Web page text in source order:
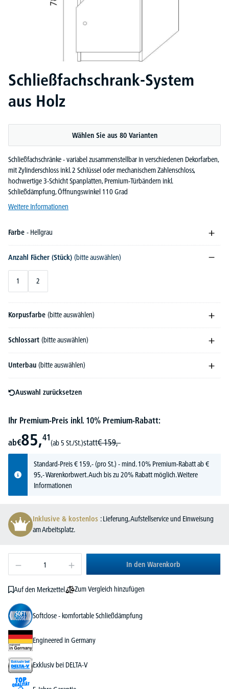
Schließfachschrank-System
aus Holz
Wählen Sie aus 80 Varianten
Schließfachschränke - variabel zusammenstellbar in verschiedenen Dekorfarben,
mit Zylinderschloss inkl. 2 Schlüssel oder mechanischem Zahlenschloss,
hochwertige 3-Schicht Spanplatten, Premium-Türbändern inkl.
Schließdämpfung, Öffnungswinkel 110 Grad
Weitere Informationen
Farbe - Hellgrau
Anzahl Fächer (Stück) (bitte auswählen)
1 2
Korpusfarbe (bitte auswählen)
Schlossart (bitte auswählen)
Unterbau (bitte auswählen)
Auswahl zurücksetzen
Ihr Premium-Preis inkl. 10% Premium-Rabatt:
ab€85,41
(ab 5 St./St.)statt€ 159,-
Standard-Preis€ 159,-(pro St.) - mind. 10% Premium-Rabatt ab €
95,- Warenkorbwert. Auch bis zu 20% Rabatt möglich.Weitere
Informationen
Inklusive & kostenlos : Lieferung, Aufstellservice und Einweisung
am Arbeitsplatz.
In den Warenkorb
Auf den Merkzettel Zum Vergleich hinzufügen
Softclose - komfortable Schließdämpfung
Engineered in Germany
Exklusiv bei DELTA-V